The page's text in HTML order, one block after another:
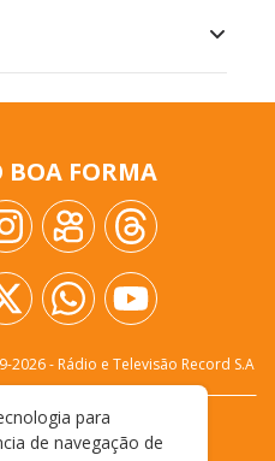
FORMA
2026- Rádio e Televisão Record S.A
PRIVACIDADE
para
de navegação de